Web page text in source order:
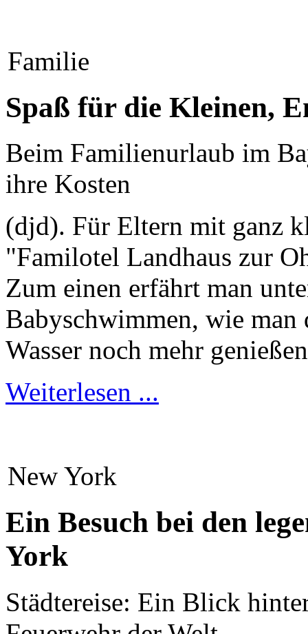
Familie
Spaß für die Kleinen,
Beim Familienurlaub im
ihre Kosten
(djd). Für Eltern mit ganz
"Familotel Landhaus zur
Zum einen erfährt man
Babyschwimmen, wie
Wasser noch mehr
Weiterlesen ...
New York
Ein Besuch bei den
York
Städtereise: Ein Blick